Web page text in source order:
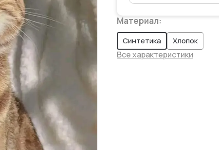
Материал:
Синтетика Хлопок
Все характеристики